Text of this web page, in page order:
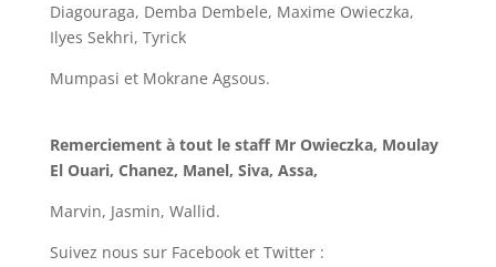
Diagouraga, Demba Dembele, Maxime Owieczka,
Ilyes Sekhri, Tyrick
Mumpasi et Mokrane Agsous.
Remerciement à tout le staff Mr Owieczka, Moulay
El Ouari, Chanez, Manel, Siva, Assa,
Marvin, Jasmin, Wallid.
Suivez nous sur Facebook et Twitter :